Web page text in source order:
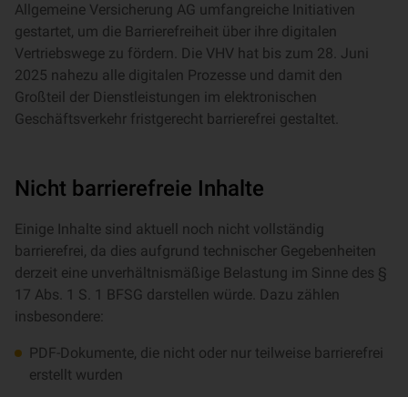
Allgemeine Versicherung AG umfangreiche Initiativen
gestartet, um die Barrierefreiheit über ihre digitalen
Vertriebswege zu fördern. Die VHV hat bis zum 28. Juni
2025 nahezu alle digitalen Prozesse und damit den
Großteil der Dienstleistungen im elektronischen
Geschäftsverkehr fristgerecht barrierefrei gestaltet.
Nicht barrierefreie Inhalte
Einige Inhalte sind aktuell noch nicht vollständig
barrierefrei, da dies aufgrund technischer Gegebenheiten
derzeit eine unverhältnismäßige Belastung im Sinne des §
17 Abs. 1 S. 1 BFSG darstellen würde. Dazu zählen
insbesondere:
PDF-Dokumente, die nicht oder nur teilweise barrierefrei
erstellt wurden